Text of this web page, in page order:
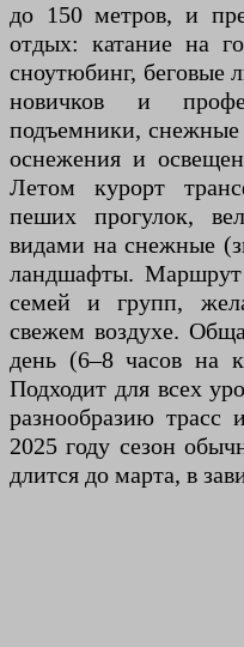
до 150 метров, и
отдых: катание на
сноутюбинг, беговые
новичков и
подъемники, снежные
оснежения и
Летом курорт
пеших прогулок,
видами на снежные
ландшафты. Маршрут
семей и групп,
свежем воздухе.
день (6–8 часов на
Подходит для всех
разнообразию трасс
2025 году сезон
длится до марта, в